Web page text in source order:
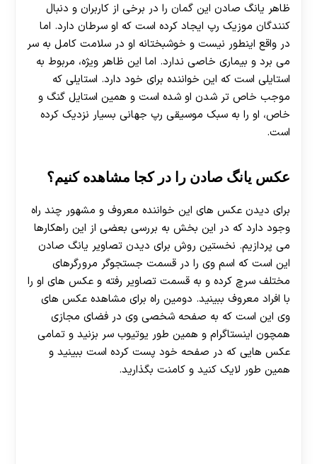
ظاهر یانگ صادن این گمان را در برخی از کاربران و دنبال
کنندگان موزیک رپ ایجاد کرده است که او سرطان دارد. اما
در واقع اینطور نیست و خوشبختانه او در سلامت کامل به سر
می برد و بیماری خاصی ندارد. اما این ظاهر ویژه، مربوط به
استایلی است که این خواننده برای خود دارد. استایلی که
موجب خاص تر شدن او شده است و همین استایل گنگ و
خاص، او را به سبک موسیقی رپ جهانی بسیار نزدیک کرده
است.
عکس یانگ صادن را در کجا مشاهده کنیم؟
برای دیدن عکس های این خواننده معروف و مشهور چند راه
وجود دارد که در این بخش به بررسی بعضی از این راهکارها
می پردازیم. نخستین روش برای دیدن تصاویر یانگ صادن
این است که اسم وی را در قسمت جستجوگر مرورگرهای
مختلف سرچ کرده و به قسمت تصاویر رفته و عکس های او را
با افراد معروف ببینید. دومین راه برای مشاهده عکس های
وی این است که به صفحه شخصی وی در فضای مجازی
همچون اینستاگرام و همین طور یوتیوب سر بزنید و تمامی
عکس هایی که در صفحه خود پست کرده است ببینید و
همین طور لایک کنید و کامنت بگذارید.